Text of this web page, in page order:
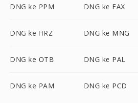
DNG ke PPM DNG ke FAX
DNG ke HRZ DNG ke MNG
DNG ke OTB DNG ke PAL
DNG ke PAM DNG ke PCD